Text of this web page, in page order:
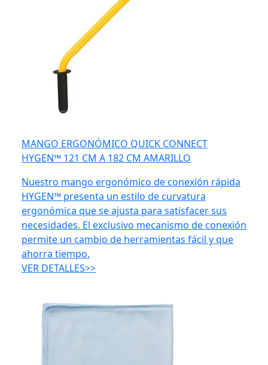
MANGO ERGONÓMICO QUICK CONNECT
HYGEN™ 121 CM A 182 CM AMARILLO
Nuestro mango ergonómico de conexión rápida
HYGEN™ presenta un estilo de curvatura
ergonómica que se ajusta para satisfacer sus
necesidades. El exclusivo mecanismo de conexión
permite un cambio de herramientas fácil y que
ahorra tiempo.
VER DETALLES>>